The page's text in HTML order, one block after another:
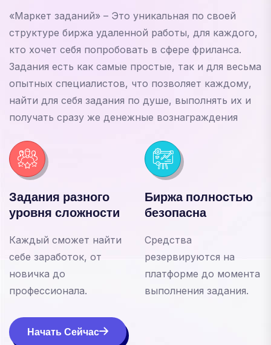
«Маркет заданий» – Это уникальная по своей
структуре биржа удаленной работы, для каждого,
кто хочет себя попробовать в сфере фриланса.
Задания есть как самые простые, так и для весьма
опытных специалистов, что позволяет каждому,
найти для себя задания по душе, выполнять их и
получать сразу же денежные вознаграждения
Задания разного
уровня сложности
Каждый сможет найти
себе заработок, от
новичка до
профессионала.
Биржа полностью
безопасна
Средства
резервируются на
платформе до момента
выполнения задания.
Начать Сейчас